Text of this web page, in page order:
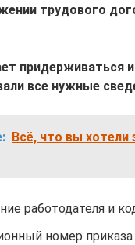
трудового
придерживаться
все нужные
Всё, что вы хотели
работодателя и
номер